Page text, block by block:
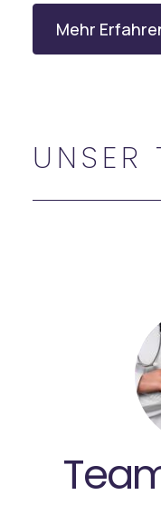
Mehr
UNSER